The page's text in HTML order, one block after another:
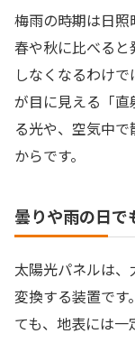
梅雨の時期は日照
春や秋に比べる
しなくなるわけ
が目に見える「
る光や、空気中
からです。
曇りや雨の日で
太陽光パネルは
変換する装置です
ても、地表には